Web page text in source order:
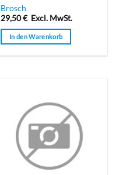
Bewertet
mit
0
von
5
Brosch
29,50€ Excl. MwSt.
In den Warenkorb